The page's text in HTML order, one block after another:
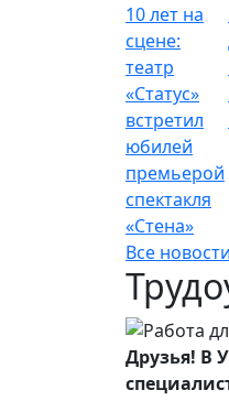
10 лет на
сцене:
театр
«Статус»
встретил
юбилей
премьерой
спектакля
«Стена»
Все новости
Друзья! В